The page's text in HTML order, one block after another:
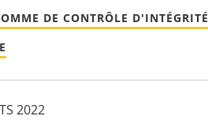
DE CONTRÔLE D'INTÉGRITÉ
2022